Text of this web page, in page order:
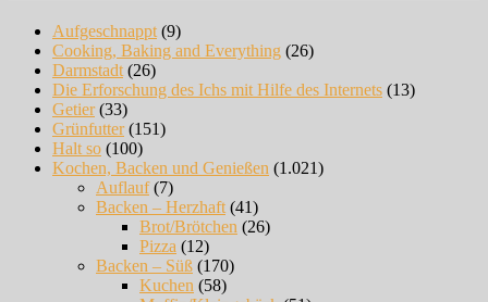
Aufgeschnappt (9)
Cooking, Baking and Everything (26)
Darmstadt (26)
Die Erforschung des Ichs mit Hilfe des Internets (13)
Getier(33)
Grünfutter(151)
Halt so (100)
Kochen, Backen und Genießen (1.021)
Auflauf(7)
Backen – Herzhaft (41)
Brot/Brötchen (26)
Pizza (12)
Backen – Süß (170)
Kuchen (58)